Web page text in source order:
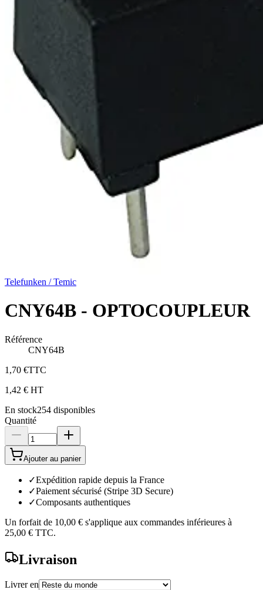
Telefunken / Temic
CNY64B - OPTOCOUPLEUR
Référence
CNY64B
1,70 €TTC
1,42 € HT
En stock254 disponibles
Quantité
Ajouter au panier
✓Expédition rapide depuis la France
✓Paiement sécurisé (Stripe 3D Secure)
✓Composants authentiques
Un forfait de 10,00 € s'applique aux commandes inférieures à
25,00 € TTC.
Livraison
Livrer en